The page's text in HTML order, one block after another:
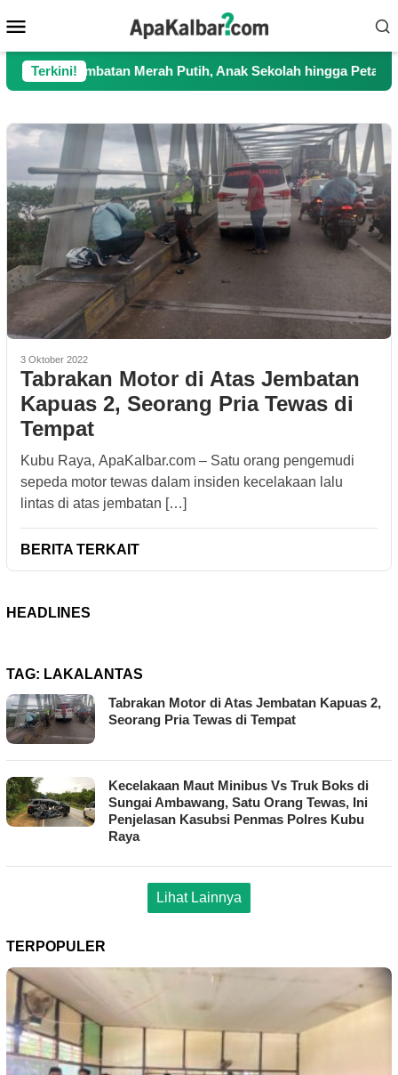
ke
kontenMobile
Terkini!
Jembatan Merah Putih, Anak Sekolah hingga Petani Kini
3 Oktober 2022
Tabrakan Motor di Atas Jembatan
Kapuas 2, Seorang Pria Tewas di
Tempat
Kubu Raya, ApaKalbar.com – Satu orang pengemudi
sepeda motor tewas dalam insiden kecelakaan lalu
lintas di atas jembatan […]
BERITA TERKAIT
HEADLINES
TAG: LAKALANTAS
Tabrakan Motor di Atas Jembatan Kapuas 2,
Seorang Pria Tewas di Tempat
Kecelakaan Maut Minibus Vs Truk Boks di
Sungai Ambawang, Satu Orang Tewas, Ini
Penjelasan Kasubsi Penmas Polres Kubu
Raya
Lihat Lainnya
TERPOPULER